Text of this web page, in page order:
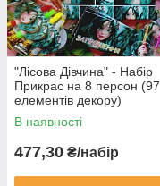
"Лісова Дівчина" - Набір
Прикрас на 8 персон (97
елементів декору)
В наявності
477,30 ₴/набір